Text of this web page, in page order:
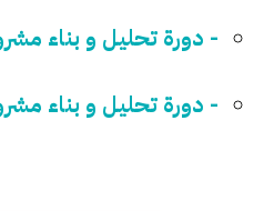
- دورة تحليل و بناء
- دورة تحليل و بناء